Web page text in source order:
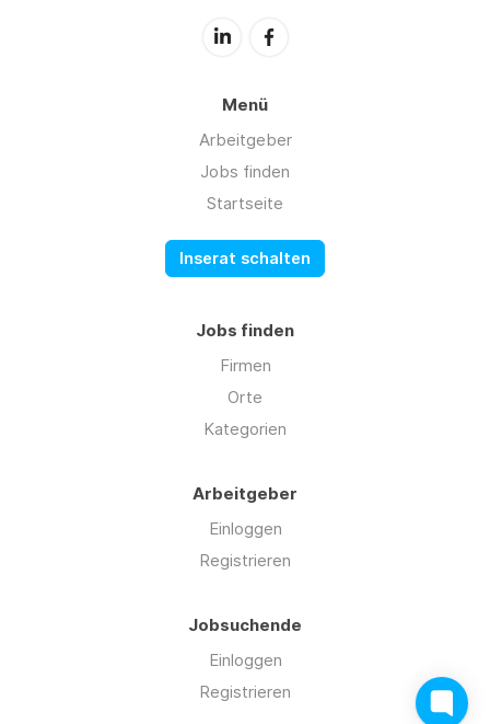
Menü
Arbeitgeber
Jobs finden
Startseite
Inserat schalten
Jobs finden
Firmen
Orte
Kategorien
Arbeitgeber
Einloggen
Registrieren
Jobsuchende
Einloggen
Registrieren